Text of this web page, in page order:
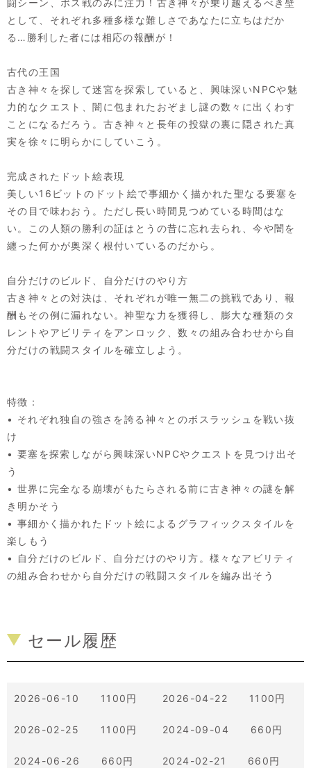
闘シーン、ボス戦のみに注力！古き神々が乗り越えるべき壁
として、それぞれ多種多様な難しさであなたに立ちはだか
る…勝利した者には相応の報酬が！
古代の王国
古き神々を探して迷宮を探索していると、興味深いNPCや魅
力的なクエスト、闇に包まれたおぞまし謎の数々に出くわす
ことになるだろう。古き神々と長年の投獄の裏に隠された真
実を徐々に明らかにしていこう。
完成されたドット絵表現
美しい16ビットのドット絵で事細かく描かれた聖なる要塞を
その目で味わおう。ただし長い時間見つめている時間はな
い。この人類の勝利の証はとうの昔に忘れ去られ、今や闇を
纏った何かが奥深く根付いているのだから。
自分だけのビルド、自分だけのやり方
古き神々との対決は、それぞれが唯一無二の挑戦であり、報
酬もその例に漏れない。神聖な力を獲得し、膨大な種類のタ
レントやアビリティをアンロック、数々の組み合わせから自
分だけの戦闘スタイルを確立しよう。
特徴：
• それぞれ独自の強さを誇る神々とのボスラッシュを戦い抜
け
• 要塞を探索しながら興味深いNPCやクエストを見つけ出そ
う
• 世界に完全なる崩壊がもたらされる前に古き神々の謎を解
き明かそう
• 事細かく描かれたドット絵によるグラフィックスタイルを
楽しもう
• 自分だけのビルド、自分だけのやり方。様々なアビリティ
の組み合わせから自分だけの戦闘スタイルを編み出そう
セール履歴
2026-06-10 1100円 2026-04-22 1100円
2026-02-25 1100円 2024-09-04 660円
2024-06-26 660円 2024-02-21 660円